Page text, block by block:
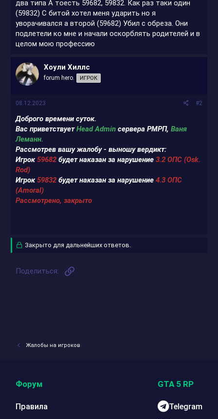
два типа А тоесть 59682, 59832. Как раз таки один
(59832) С битой хотел меня ударить но я
уворачивался а второй (59682) Убил с обреза. Они
подлетели ко мне и начали оскорблять родителей и в
целом мою профессию
Хоули Хиллс
forum hero. ИГРОК
08.12.2023 #2
Доброго времени суток.
Вас приветствуетHead Admin сервера РМРП,Ваня
Леманн.
Рассмотрев вашу жалобу - выношу вердикт:
Игрок59682будет наказан за нарушение3.2 ОПС (Osk.
Rod)
Игрок59832будет наказан за нарушение4.3 ОПС
(Amoral)
Рассмотрено, закрыто
Закрыто для дальнейших ответов.
Поделиться:
Жалобы на игроков
Форум
Правила
GTA 5 RP
Telegram